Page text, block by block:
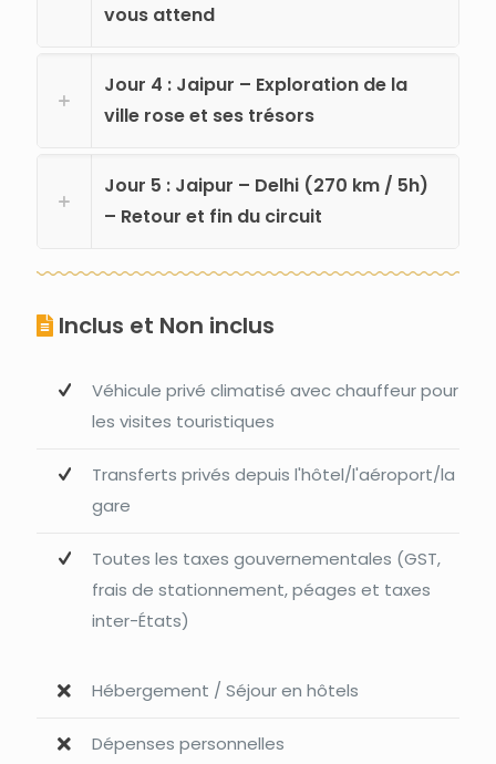
vous attend
Jour 4 : Jaipur – Exploration de la
ville rose et ses trésors
Jour 5 : Jaipur – Delhi (270 km / 5h)
– Retour et fin du circuit
Inclus et Non inclus
Véhicule privé climatisé avec chauffeur pour
les visites touristiques
Transferts privés depuis l'hôtel/l'aéroport/la
gare
Toutes les taxes gouvernementales (GST,
frais de stationnement, péages et taxes
inter-États)
Hébergement / Séjour en hôtels
Dépenses personnelles